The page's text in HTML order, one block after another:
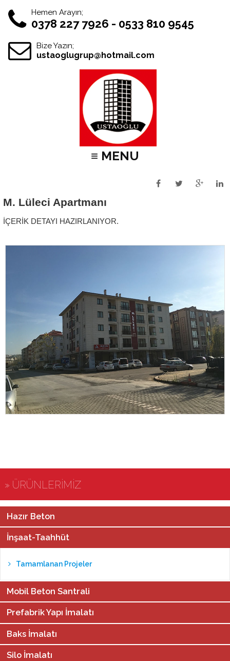
Hemen Arayın;
0378 227 7926 - 0533 810 9545
Bize Yazın;
ustaoglugrup@hotmail.com
≡ MENU
M. Lüleci Apartmanı
İÇERİK DETAYI HAZIRLANIYOR.
» ÜRÜNLERİMİZ
Hazır Beton
İnşaat-Taahhüt
Tamamlanan Projeler
Mobil Beton Santrali
Prefabrik Yapı İmalatı
Baks İmalatı
Silo İmalatı